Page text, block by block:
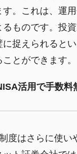
。これは、運
ものです。投
捉えられると
とができます。
活用で手数料
度はさらに使い